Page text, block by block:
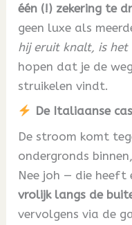
één (!) zekering te
geen luxe als
hij eruit knalt, is het
hopen dat je de
struikelen vindt.
De Italiaanse
De stroom komt
ondergronds
Nee joh — die heeft
vrolijk langs de
vervolgens via de